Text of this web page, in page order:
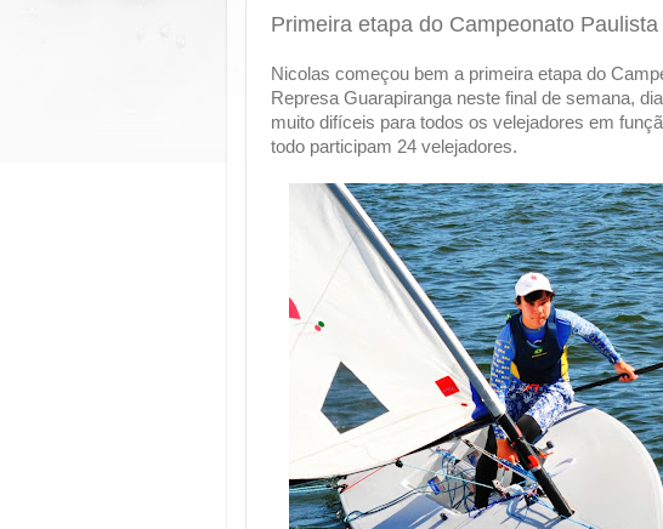
Primeira etapa do Campeonato
Nicolas começou bem a primeira etapa do
Represa Guarapiranga neste final de semana,
muito difíceis para todos os velejadores em
todo participam 24 velejadores.